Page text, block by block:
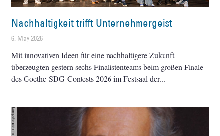
Nachhaltigkeit trifft Unternehmergeist
6. May 2026
Mit innovativen Ideen für eine nachhaltigere Zukunft
überzeugten gestern sechs Finalistenteams beim großen Finale
des Goethe-SDG-Contests 2026 im Festsaal der